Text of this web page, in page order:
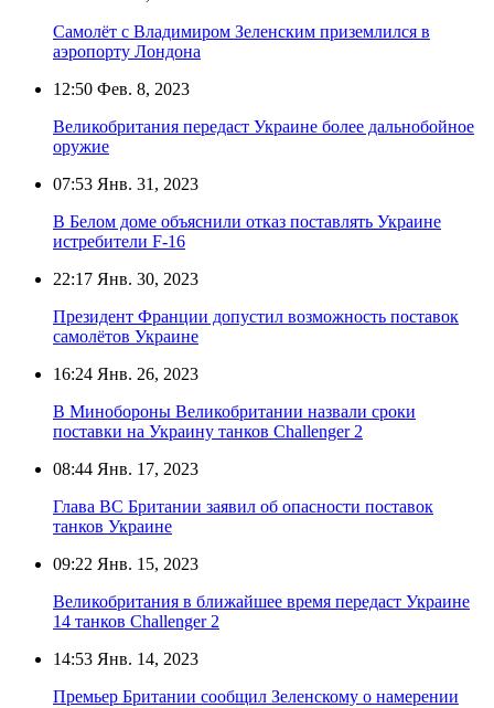
Самолёт с Владимиром Зеленским приземлился в
аэропорту Лондона
12:50 Фев. 8, 2023
Великобритания передаст Украине более дальнобойное
оружие
07:53 Янв. 31, 2023
В Белом доме объяснили отказ поставлять Украине
истребители F-16
22:17 Янв. 30, 2023
Президент Франции допустил возможность поставок
самолётов Украине
16:24 Янв. 26, 2023
В Минобороны Великобритании назвали сроки
поставки на Украину танков Challenger 2
08:44 Янв. 17, 2023
Глава ВС Британии заявил об опасности поставок
танков Украине
09:22 Янв. 15, 2023
Великобритания в ближайшее время передаст Украине
14 танков Challenger 2
14:53 Янв. 14, 2023
Премьер Британии сообщил Зеленскому о намерении